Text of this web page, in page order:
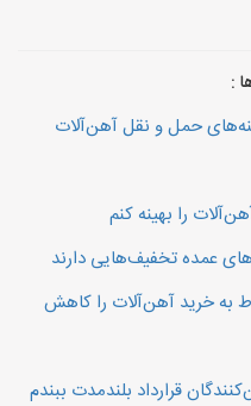
:
حمل و نقل آهن‌آلات
را بهینه کنم
عمده تخفیف‌هایی دارند
به خرید آهن‌آلات را کاهش
قرارداد بلندمدت ببندم